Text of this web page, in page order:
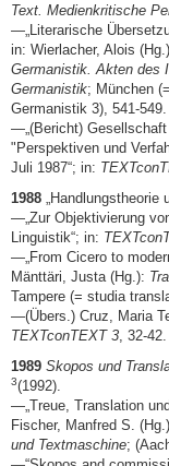
Text. Medienkritische
—„Literarische
in: Wierlacher, Alois
Germanistik. Akten des
Germanistik; München
Germanistik 3), 541-549.
—„(Bericht)
"Perspektiven und
Juli 1987“; in:
1988 „Handlungstheorie
—„Zur Objektivierung
Linguistik“; in:
—„From Cicero to
Mänttäri, Justa (Hg.):
Tampere (= studia
—(Übers.) Cruz, Maria
TEXTconTEXT 3 , 32-42.
1989 Skopos und
3(1992).
—„Treue, Translation
Fischer, Manfred S.
und Textmaschine;